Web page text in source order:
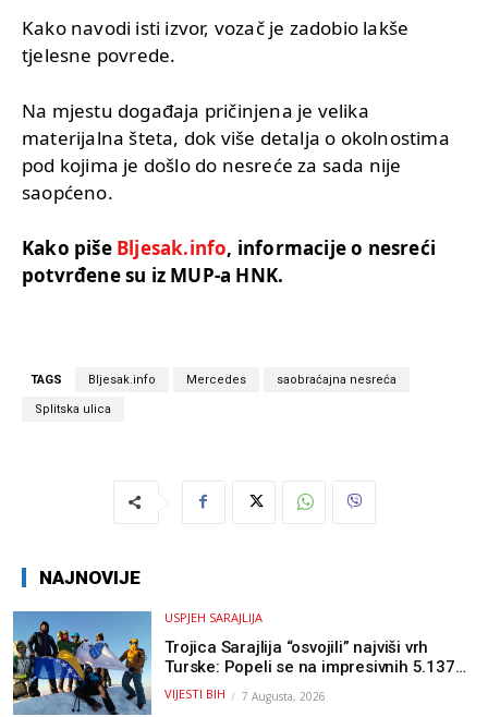
Kako navodi isti izvor, vozač je zadobio lakše
tjelesne povrede.
Na mjestu događaja pričinjena je velika
materijalna šteta, dok više detalja o okolnostima
pod kojima je došlo do nesreće za sada nije
saopćeno.
Kako piše Bljesak.info, informacije o nesreći
potvrđene su iz MUP-a HNK.
TAGS Bljesak.info Mercedes saobraćajna nesreća
Splitska ulica
NAJNOVIJE
USPJEH SARAJLIJA
Trojica Sarajlija “osvojili” najviši vrh
Turske: Popeli se na impresivnih 5.137
metara
VIJESTI BIH 7 Augusta, 2026